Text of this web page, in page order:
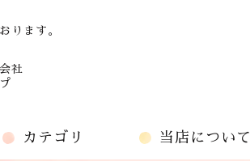
ります。
社
カテゴリ 当店について